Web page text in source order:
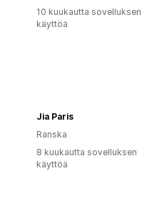
10 kuukautta sovelluksen
käyttöä
Jia Paris
Ranska
8 kuukautta sovelluksen
käyttöä